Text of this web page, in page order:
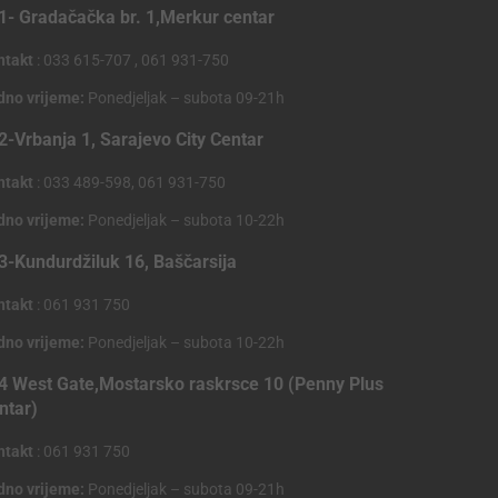
Gradačačka br. 1,Merkur centar
: 033 615-707 , 061 931-750
vrijeme: Ponedjeljak – subota 09-21h
Vrbanja 1, Sarajevo City Centar
: 033 489-598, 061 931-750
vrijeme: Ponedjeljak – subota 10-22h
Kundurdžiluk 16, Baščarsija
: 061 931 750
vrijeme: Ponedjeljak – subota 10-22h
West Gate,Mostarsko raskrsce 10 (Penny Plus
: 061 931 750
vrijeme: Ponedjeljak – subota 09-21h